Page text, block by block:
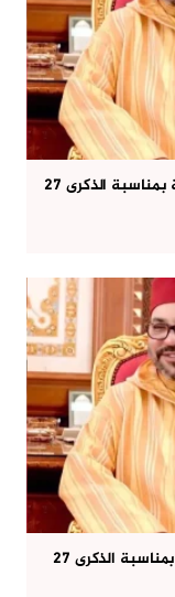
تهنئة مرغاتي عبد الرحيم إلى صاحب الجلالة بمناسبة الذكرى 27
تهنئة حسن التازي شلال إلى صاحب الجلالة بمناسبة الذكرى 27